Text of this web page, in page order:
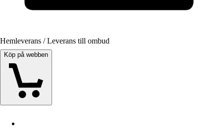
Hemleverans / Leverans till ombud
Köp på webben